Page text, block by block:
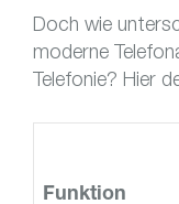
Doch wie
moderne
Telefonie? Hier
Funktion